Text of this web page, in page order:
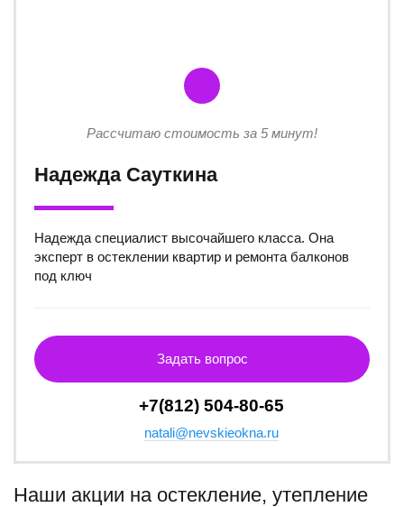
Рассчитаю стоимость за 5 минут!
Надежда Сауткина
Надежда специалист высочайшего класса. Она
эксперт в остеклении квартир и ремонта балконов
под ключ
Задать вопрос
+7(812) 504-80-65
natali@nevskieokna.ru
Наши акции на остекление, утепление